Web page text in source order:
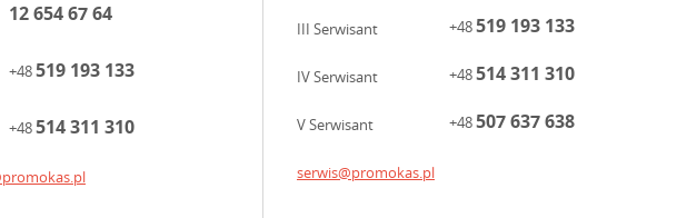
DisplayPort x1
12 654 67 64
+48519 193 133
+48514 311 310
III Serwisant +48519 193 133
IV Serwisant +48514 311 310
V Serwisant +48507 637 638
serwis@promokas.pl